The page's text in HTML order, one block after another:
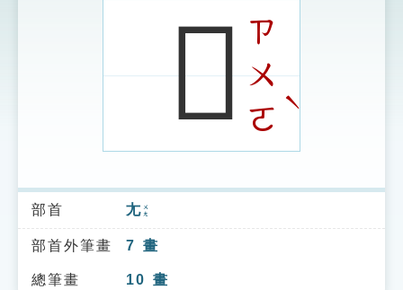
索引選單
知識索引
單字索引
𡯨ㄗ
ㄨ
ㄛ
ˋ
部首 尢ㄨㄤ
部首外筆畫 7 畫
總筆畫 10 畫